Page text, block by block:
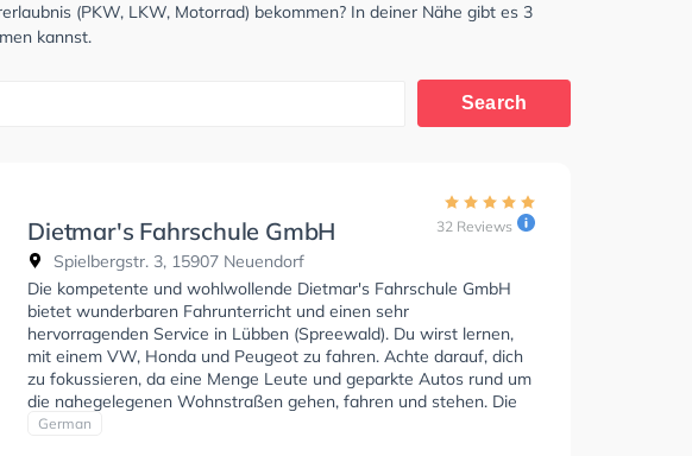
(PKW, LKW, Motorrad) bekommen? In deiner Nähe gibt es 3
kannst.
Search
Dietmar's Fahrschule GmbH
Spielbergstr. 3, 15907 Neuendorf
32 Reviews
Die kompetente und wohlwollende Dietmar's Fahrschule GmbH
bietet wunderbaren Fahrunterricht und einen sehr
hervorragenden Service in Lübben (Spreewald). Du wirst lernen,
mit einem VW, Honda und Peugeot zu fahren. Achte darauf, dich
zu fokussieren, da eine Menge Leute und geparkte Autos rund um
die nahegelegenen Wohnstraßen gehen, fahren und stehen. Die
Fahrschule bietet Exzellente Bedingungen um deine Klasse B,
German